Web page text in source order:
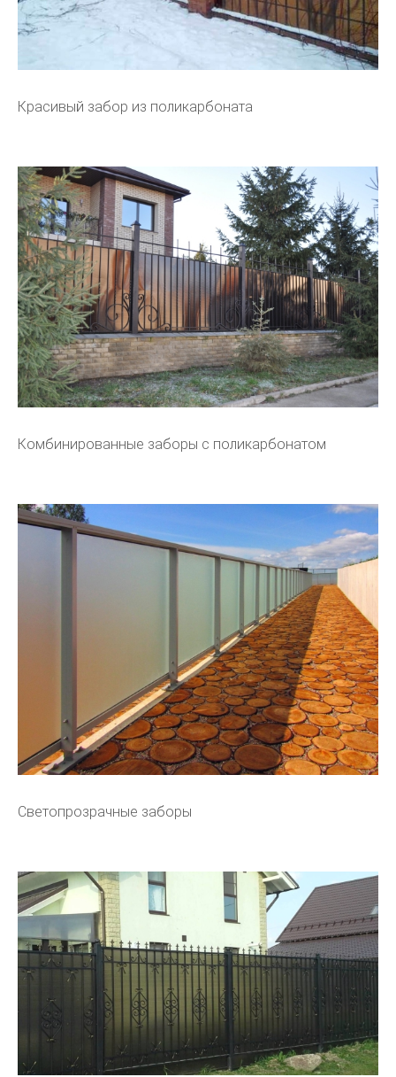
Красивый забор из поликарбоната
Комбинированные заборы с поликарбонатом
Светопрозрачные заборы